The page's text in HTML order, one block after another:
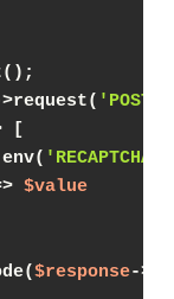
'POST'
[
$value
$response-